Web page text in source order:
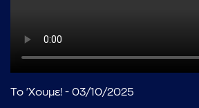
Το 'Χουμε! - 03/10/2025